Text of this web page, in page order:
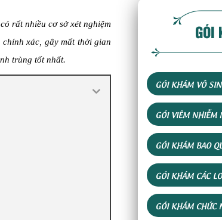
rất nhiều cơ sở xét nghiệm
xác, gây mất thời gian
trùng tốt nhất.
GÓI
GÓI KHÁM VÔ
GÓI VIÊM NHIỄM
GÓI KHÁM BAO
GÓI KHÁM CÁC
GÓI KHÁM CHỨC